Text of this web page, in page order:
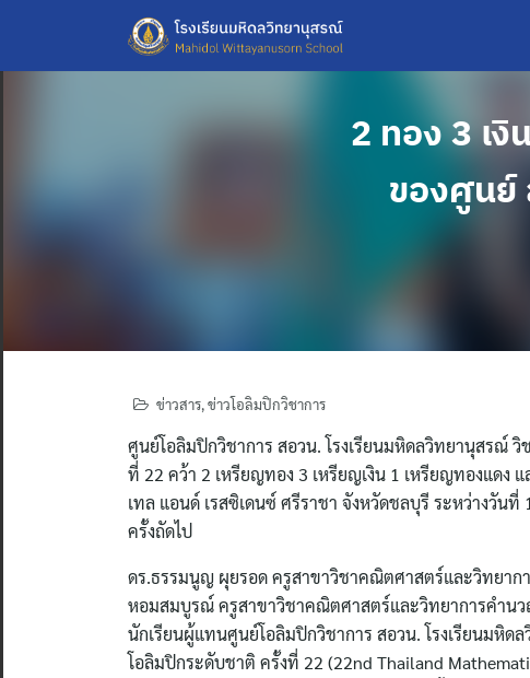
content
2 ทอง 3 เ
ของศูนย์
ข่าวสาร,ข่าวโอลิมปิกวิชาการ
ศูนย์โอลิมปิกวิชาการ สอวน. โรงเรียนมหิดลวิทยานุสรณ์
ที่ 22 คว้า 2 เหรียญทอง 3 เหรียญเงิน 1 เหรียญทองแดง
เทล แอนด์ เรสซิเดนซ์ ศรีราชา จังหวัดชลบุรี ระหว่างวั
ครั้งถัดไป
ดร.ธรรมนูญ ผุยรอด ครูสาขาวิชาคณิตศาสตร์และวิทยาก
หอมสมบูรณ์ ครูสาขาวิชาคณิตศาสตร์และวิทยาการคำน
นักเรียนผู้แทนศูนย์โอลิมปิกวิชาการ สอวน. โรงเรียนมหิ
โอลิมปิกระดับชาติ ครั้งที่ 22 (22nd Thailand